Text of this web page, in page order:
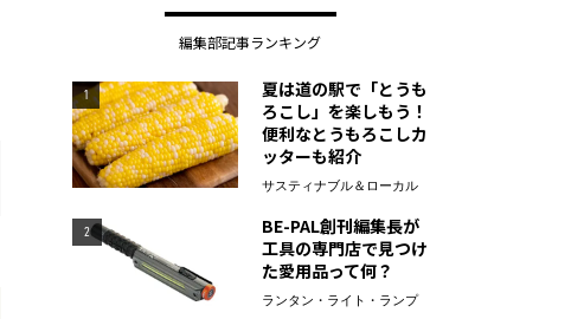
編集部記事ランキング
1
夏は道の駅で「とうも
ろこし」を楽しもう！
便利なとうもろこしカ
ッターも紹介
サスティナブル＆ローカル
2
BE-PAL創刊編集長が
工具の専門店で見つけ
た愛用品って何？
ランタン・ライト・ランプ